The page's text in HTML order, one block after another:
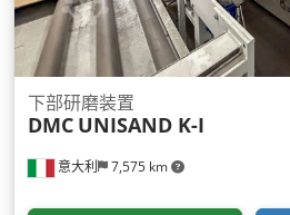
意大利 7,575 km
下部研磨装置
DMC UNISAND K-I